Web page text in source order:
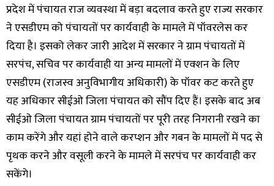
प्रदेश में पंचायत राज व्यवस्था में बड़ा बदलाव करते हुए राज्य सरकार
ने एसडीएम को पंचायतों पर कार्यवाही के मामले में पॉवरलेस कर
दिया है। इसको लेकर जारी आदेश में सरकार ने ग्राम पंचायतों में
सरपंच, सचिव पर कार्यवाही या अन्य मामलों में एक्शन के लिए
एसडीएम (राजस्व अनुविभागीय अधिकारी) के पॉवर कट करते हुए
यह अधिकार सीईओ जिला पंचायत को सौंप दिए हैं। इसके बाद अब
सीईओ जिला पंचायत ग्राम पंचायतों पर पूरी तरह निगरानी रखने का
काम करेंगे और यहां होने वाले करप्शन और गबन के मामलों में पद से
पृथक करने और वसूली करने के मामले में सरपंच पर कार्यवाही कर
सकेंगे।